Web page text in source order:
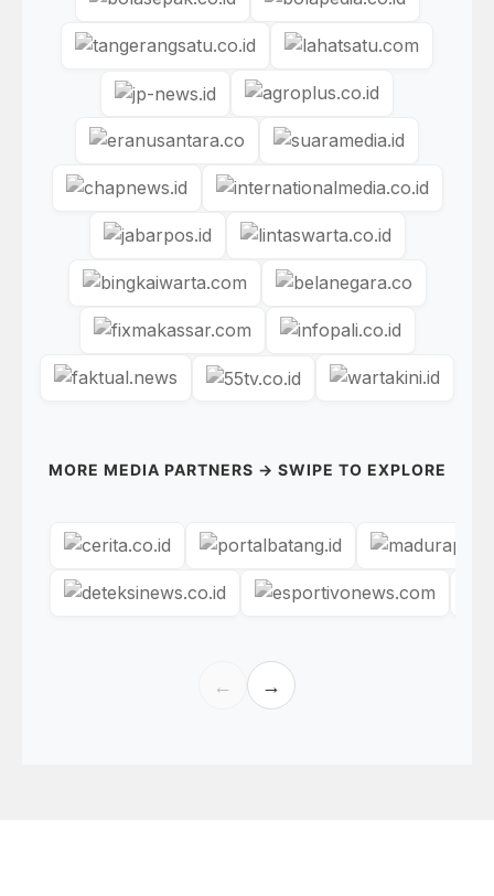
MORE MEDIA PARTNERS → SWIPE TO EXPLORE
← →